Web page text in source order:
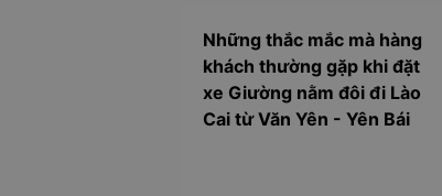
Những thắc mắc mà hàng
khách thường gặp khi đặt
xe Giường nằm đôi đi Lào
Cai từ Văn Yên - Yên Bái